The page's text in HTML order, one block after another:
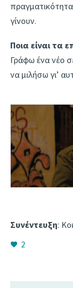
γίνουν.
Ποια είναι τα
Γράφω ένα νέο
να μιλήσω γι’
Συνέντευξη:
2